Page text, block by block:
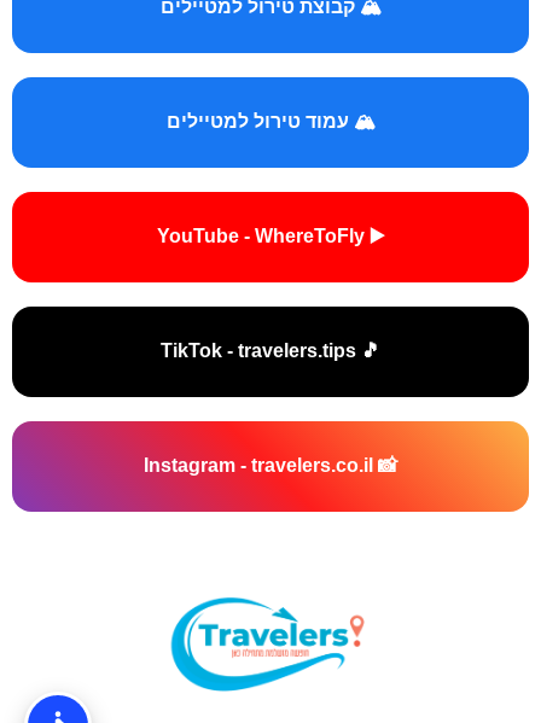
🏔️ קבוצת טירול למטיילים
🏔️ עמוד טירול למטיילים
▶️ YouTube - WhereToFly
🎵 TikTok - travelers.tips
📸 Instagram - travelers.co.il